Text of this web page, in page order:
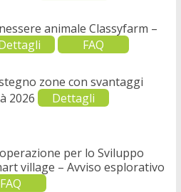
animale Classyfarm –
FAQ
zone con svantaggi
2026
Dettagli
per lo Sviluppo
village – Avviso esplorativo
FAQ